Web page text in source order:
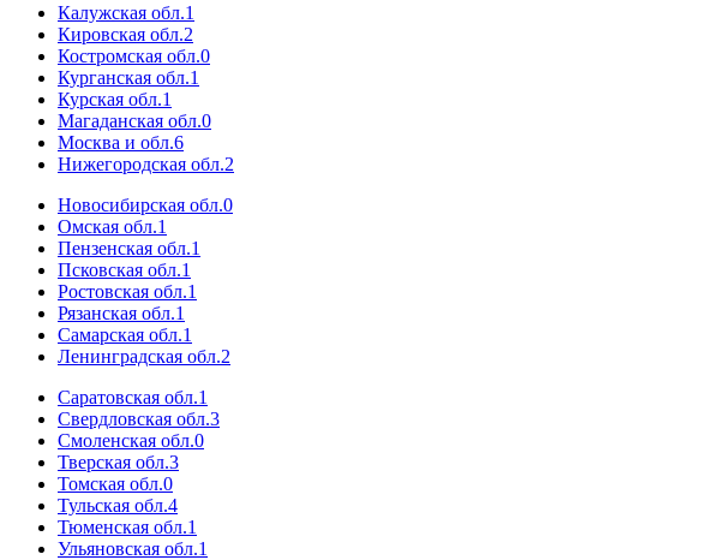
Калужская обл.1
Кировская обл.2
Костромская обл.0
Курганская обл.1
Курская обл.1
Магаданская обл.0
Москва и обл.6
Нижегородская обл.2
Новосибирская обл.0
Омская обл.1
Пензенская обл.1
Псковская обл.1
Ростовская обл.1
Рязанская обл.1
Самарская обл.1
Ленинградская обл.2
Саратовская обл.1
Свердловская обл.3
Смоленская обл.0
Тверская обл.3
Томская обл.0
Тульская обл.4
Тюменская обл.1
Ульяновская обл.1